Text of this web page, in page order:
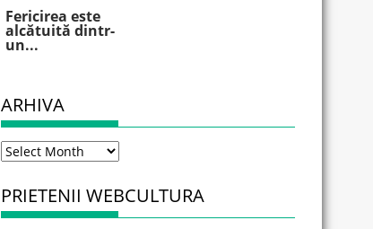
Fericirea este
alcătuită dintr-
un...
ARHIVA
Arhiva
PRIETENII WEBCULTURA